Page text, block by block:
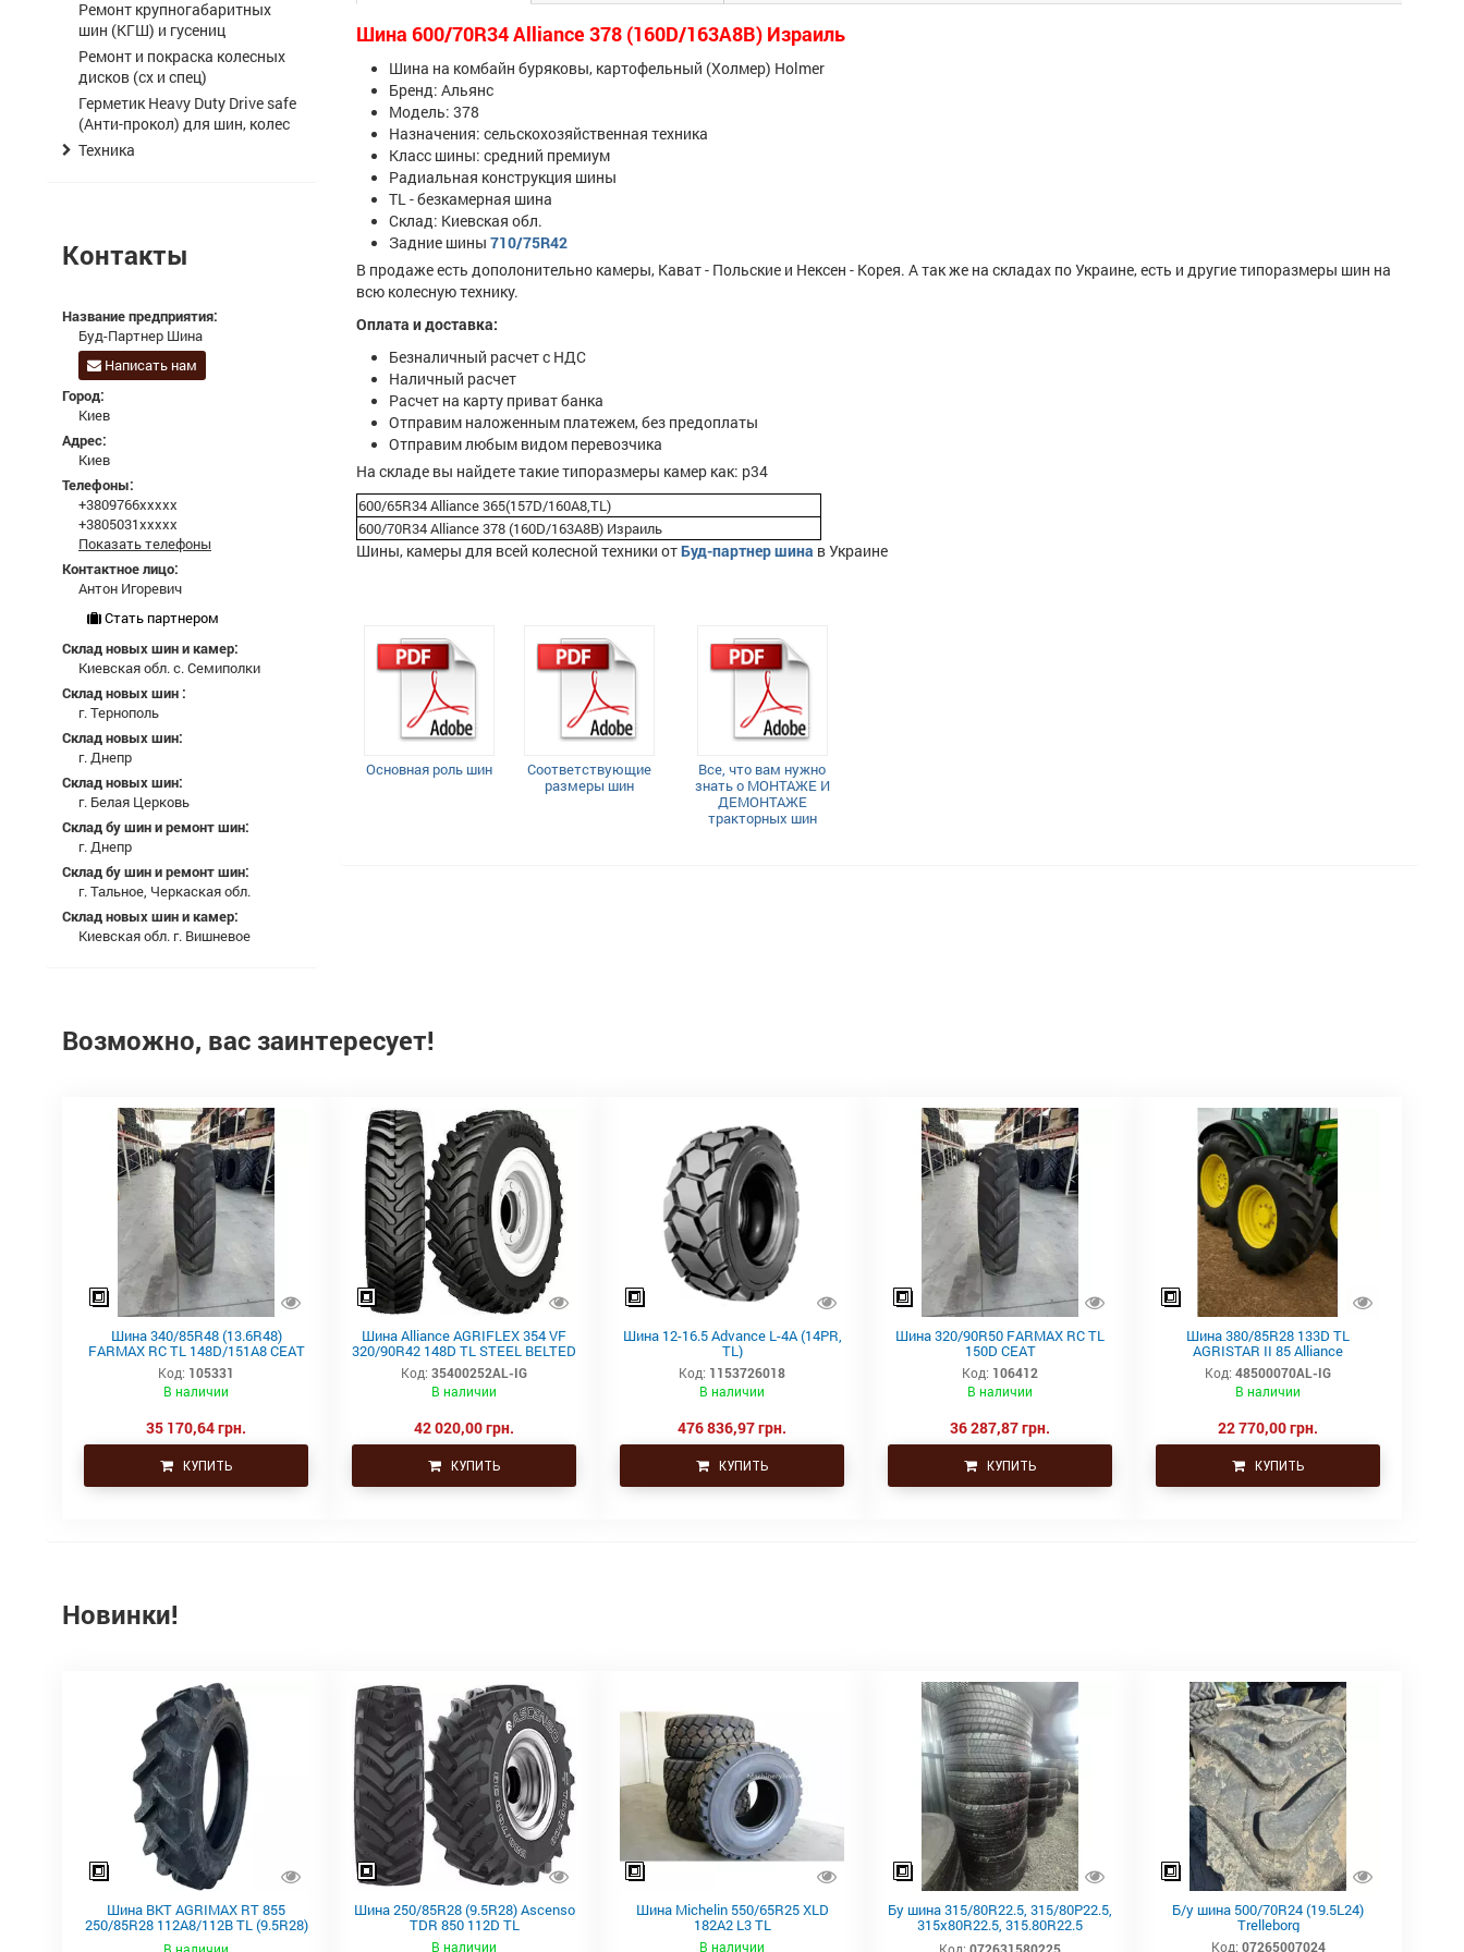
Шина 600/70R34 Alliance 378 (160D/163A8B) Израиль
Шина на комбайн буряковы, картофельный (Холмер) Holmer
Бренд: Альянс
Модель: 378
Назначения: сельскохозяйственная техника
Класс шины: средний премиум
Радиальная конструкция шины
ТL - безкамерная шина
Склад: Киевская обл.
Задние шины 710/75R42
В продаже есть дополонительно камеры, Кават - Польские и Нексен - Корея. А так же на складах по Украине, есть и другие типоразмеры шин на
всю колесную технику.
Оплата и доставка:
Безналичный расчет с НДС
Наличный расчет
Расчет на карту приват банка
Отправим наложенным платежем, без предоплаты
Отправим любым видом перевозчика
На складе вы найдете такие типоразмеры камер как: р34
600/65R34 Alliance 365(157D/160A8,TL)
600/70R34 Alliance 378 (160D/163A8B) Израиль
Шины, камеры для всей колесной техники отБуд-партнер шина в Украине
Основная роль шин
Соответствующие
размеры шин
Все, что вам нужно
знать о МОНТАЖЕ И
ДЕМОНТАЖЕ
тракторных шин
Ремонт крупногабаритных
шин (КГШ) и гусениц
Ремонт и покраска колесных
дисков (сх и спец)
Герметик Heavy Duty Drive safe
(Анти-прокол) для шин, колес
Техника
Контакты
Название предприятия:
Буд-Партнер Шина
Написать нам
Город:
Киев
Адрес:
Киев
Телефоны:
+3809766xxxxx
+3805031xxxxx
Показать телефоны
Контактное лицо:
Антон Игоревич
Стать партнером
Склад новых шин и камер:
Киевская обл. с. Семиполки
Склад новых шин :
г. Тернополь
Склад новых шин:
г. Днепр
Склад новых шин:
г. Белая Церковь
Склад бу шин и ремонт шин:
г. Днепр
Склад бу шин и ремонт шин:
г. Тальное, Черкаская обл.
Склад новых шин и камер:
Киевская обл. г. Вишневое
Возможно, вас заинтересует!
Шина 340/85R48 (13.6R48)
FARMAX RC TL 148D/151A8 CEAT
Код: 105331
В наличии
35 170,64 грн.
КУПИТЬ
Шина Alliance AGRIFLEX 354 VF
320/90R42 148D TL STEEL BELTED
Код: 35400252AL-IG
В наличии
42 020,00 грн.
КУПИТЬ
Шина 12-16.5 Advance L-4A (14PR,
TL)
Код: 1153726018
В наличии
476 836,97 грн.
КУПИТЬ
Шина 320/90R50 FARMAX RC TL
150D CEAT
Код: 106412
В наличии
36 287,87 грн.
КУПИТЬ
Шина 380/85R28 133D TL
AGRISTAR II 85 Alliance
Код: 48500070AL-IG
В наличии
22 770,00 грн.
КУПИТЬ
Новинки!
Шина BKT AGRIMAX RT 855
250/85R28 112A8/112B TL (9.5R28)
купить в Украине
Шина 250/85R28 (9.5R28) Ascenso
TDR 850 112D TL
В наличии
Шина Michelin 550/65R25 XLD
182A2 L3 TL
В наличии
Бу шина 315/80R22.5, 315/80Р22.5,
315х80R22.5, 315.80R22.5
Continental тяга, ведущая
Б/у шина 500/70R24 (19.5L24)
Trelleborg
Код: 07265007024